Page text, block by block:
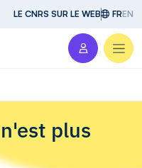
LE CNRS SUR LE WEB FREN
plus